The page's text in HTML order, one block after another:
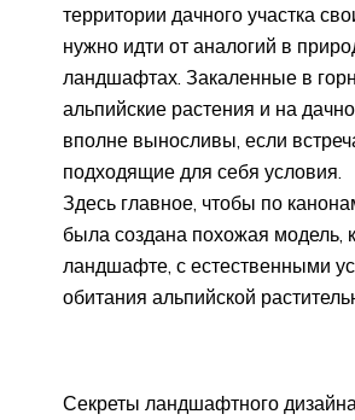
территории дачного участка
нужно идти от аналогий в
ландшафтах. Закаленные в
альпийские растения и на
вполне выносливы, если
подходящие для себя условия.
Здесь главное, чтобы по
была создана похожая модель,
ландшафте, с естественными
обитания альпийской
Секреты ландшафтного